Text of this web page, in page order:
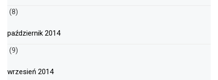
(8)
październik 2014
(9)
wrzesień 2014